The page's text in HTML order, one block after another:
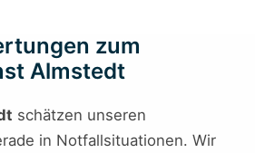
zum
Almstedt
schätzen unseren
in Notfallsituationen. Wir